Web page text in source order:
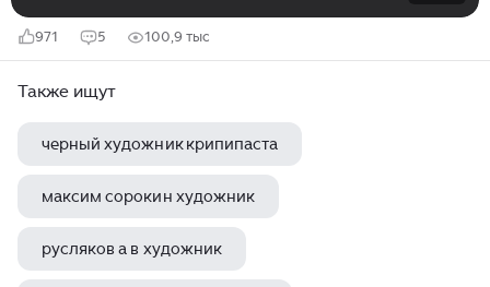
971 5 100,9 тыс
Также ищут
черный художник крипипаста
максим сорокин художник
русляков а в художник